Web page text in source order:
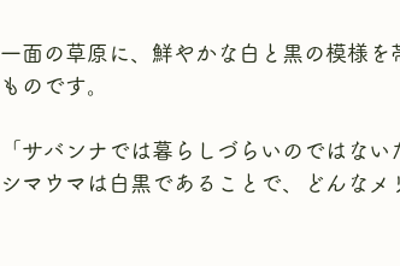
一面の草原に、鮮やかな白と黒の模様
ものです。
「サバンナでは暮らしづらいのではな
シマウマは白黒であることで、どんなメ